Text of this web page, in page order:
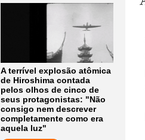
A terrível explosão atômica
de Hiroshima contada
pelos olhos de cinco de
seus protagonistas: "Não
consigo nem descrever
completamente como era
aquela luz"